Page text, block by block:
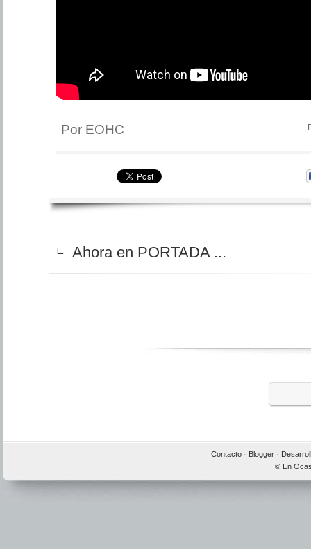
Por EOHC
∟ Ahora en PORTADA ...
Contacto· Blogger·
© En